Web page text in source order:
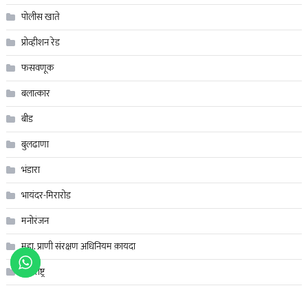
पोलीस खाते
प्रोव्हीशन रेड
फसवणूक
बलात्कार
बीड
बुलढाणा
भंडारा
भायंदर-मिरारोड
मनोरंजन
महा. प्राणी संरक्षण अधिनियम क़ायदा
महाराष्ट्र